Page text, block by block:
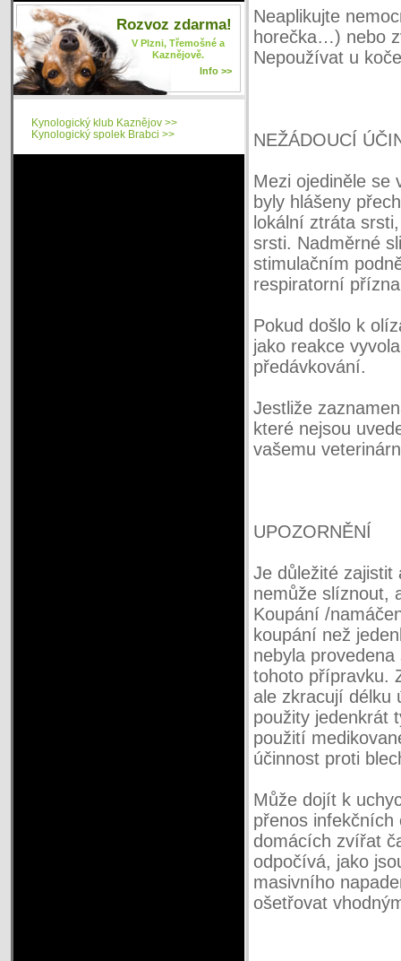
Neaplikujte
horečka…) nebo
Nepoužívat u
NEŽÁDOUCÍ
Mezi ojediněle se
byly hlášeny
lokální ztráta
srsti. Nadměrné
stimulačním
respiratorní
Pokud došlo k
jako reakce
předávkování.
Jestliže
které nejsou
vašemu
UPOZORNĚNÍ
Je důležité
nemůže slíznout,
Koupání /
koupání než
nebyla
tohoto přípravku.
ale zkracují délku
použity jedenkrát
použití
účinnost proti
Může dojít k
přenos
domácích zvířat
odpočívá, jako
masivního
ošetřovat
Rozvoz zdarma!
V Plzni, Třemošné a
Kaznějově.
Info >>
Kynologický klub Kaznějov >>
Kynologický spolek Brabci >>